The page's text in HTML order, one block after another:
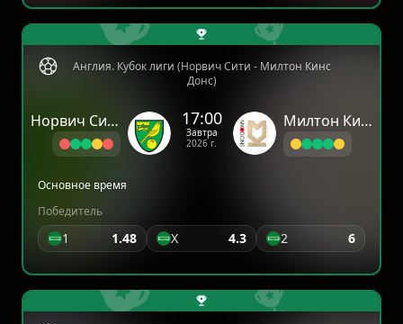
Англия. Кубок лиги (Норвич Сити - Милтон Кинс
Донс)
Норвич Сити 17:00
Завтра
2026 г.
Милтон Кинс Донс
Основное время
Победитель
1 1.48 X 4.3 2 6